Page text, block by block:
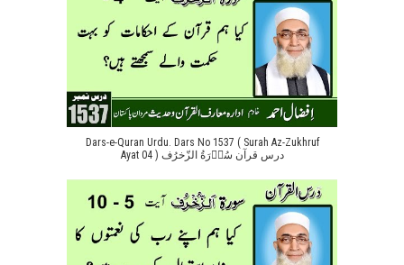
Dars-e-Quran Urdu. Dars No 1537 ( Surah Az-Zukhruf
Ayat 04 ) درس قرآن سُوۡرَةُ الزّخرُف